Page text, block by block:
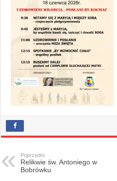
Poprzedni
Relikwie św. Antoniego w
Bobrówku